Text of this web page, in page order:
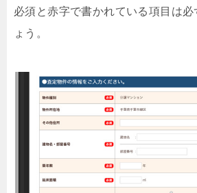
必須と赤字で書かれている項目は必
ょう。